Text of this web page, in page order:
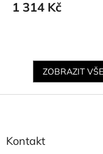
1 314 Kč
ZOBRAZIT
Z
Kontakt